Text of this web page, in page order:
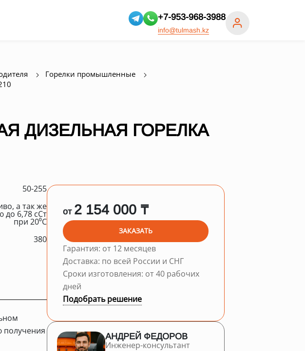
+7-953-968-3988
info@tulmash.kz
Горелки промышленные
ДИЗЕЛЬНАЯ ГОРЕЛКА
50-255
а так же
до 6,78 сСт
при 20⁰С
380
получения
от 2 154 000 ₸
ЗАКАЗАТЬ
Гарантия: от 12 месяцев
Доставка: по всей России и СНГ
Сроки изготовления: от 40 рабочих
дней
Подобрать решение
АНДРЕЙ ФЕДОРОВ
Инженер-консультант